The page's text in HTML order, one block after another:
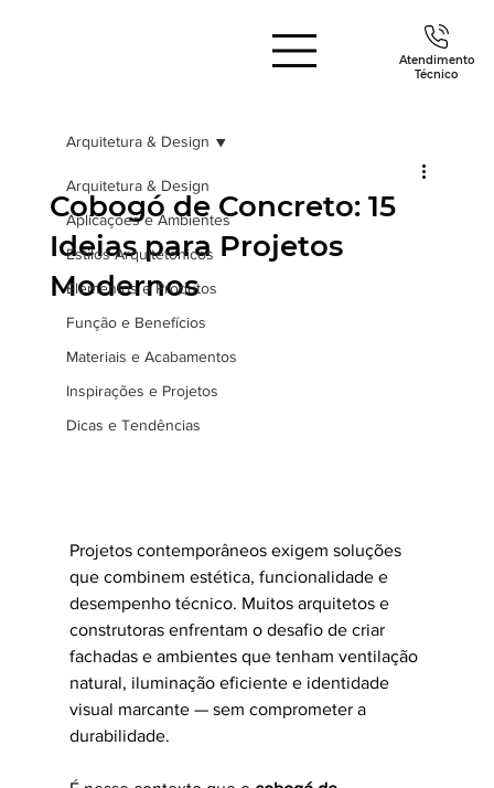
Atendimento
Técnico
Arquitetura & Design
Aplicações e Ambientes
Estilos Arquitetônicos
Elementos e Produtos
Função e Benefícios
Materiais e Acabamentos
Inspirações e Projetos
Dicas e Tendências
Arquitetura & Design
Cobogó de Concreto: 15
Ideias para Projetos
Modernos
Projetos contemporâneos exigem soluções
que combinem estética, funcionalidade e
desempenho técnico. Muitos arquitetos e
construtoras enfrentam o desafio de criar
fachadas e ambientes que tenham ventilação
natural, iluminação eficiente e identidade
visual marcante — sem comprometer a
durabilidade.